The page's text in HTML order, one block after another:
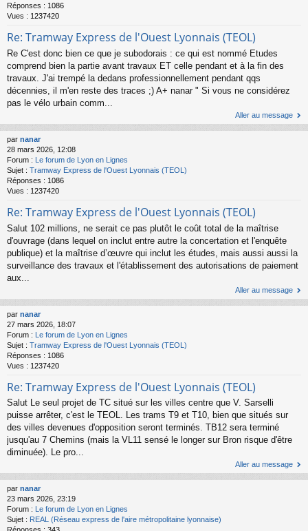
Réponses : 1086
Vues : 1237420
Re: Tramway Express de l'Ouest Lyonnais (TEOL)
Re C'est donc bien ce que je subodorais : ce qui est nommé Etudes
comprend bien la partie avant travaux ET celle pendant et à la fin des
travaux. J'ai trempé la dedans professionnellement pendant qqs
décennies, il m'en reste des traces ;) A+ nanar " Si vous ne considérez
pas le vélo urbain comm...
Aller au message
par nanar
28 mars 2026, 12:08
Forum : Le forum de Lyon en Lignes
Sujet : Tramway Express de l'Ouest Lyonnais (TEOL)
Réponses : 1086
Vues : 1237420
Re: Tramway Express de l'Ouest Lyonnais (TEOL)
Salut 102 millions, ne serait ce pas plutôt le coût total de la maîtrise
d'ouvrage (dans lequel on inclut entre autre la concertation et l'enquête
publique) et la maîtrise d’œuvre qui inclut les études, mais aussi aussi la
surveillance des travaux et l'établissement des autorisations de paiement
aux...
Aller au message
par nanar
27 mars 2026, 18:07
Forum : Le forum de Lyon en Lignes
Sujet : Tramway Express de l'Ouest Lyonnais (TEOL)
Réponses : 1086
Vues : 1237420
Re: Tramway Express de l'Ouest Lyonnais (TEOL)
Salut Le seul projet de TC situé sur les villes centre que V. Sarselli
puisse arrêter, c'est le TEOL. Les trams T9 et T10, bien que situés sur
des villes devenues d'opposition seront terminés. TB12 sera terminé
jusqu'au 7 Chemins (mais la VL11 sensé le longer sur Bron risque d'être
diminuée). Le pro...
Aller au message
par nanar
23 mars 2026, 23:19
Forum :
Le forum de Lyon en Lignes
Sujet : REAL (Réseau express de l'aire métropolitaine lyonnaise)